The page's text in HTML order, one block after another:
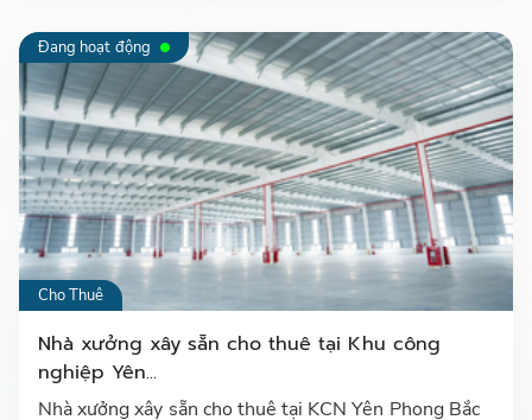
Đang hoạt động
Cho Thuê
Nhà xưởng xây sẵn cho thuê tại Khu công
nghiệp Yên...
Nhà xưởng xây sẵn cho thuê tại KCN Yên Phong Bắc